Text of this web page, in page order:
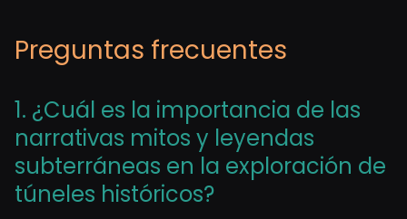
Preguntas frecuentes
1. ¿Cuál es la importancia de las
narrativas mitos y leyendas
subterráneas en la exploración de
túneles históricos?